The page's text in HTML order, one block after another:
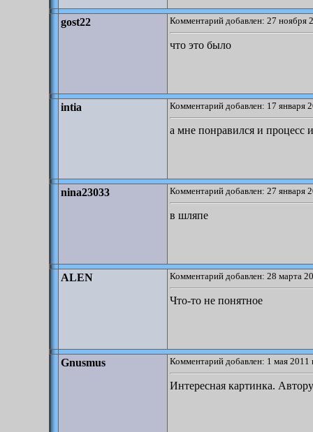
gost22 Комментарий добавлен: 27 ноября
что это было
intia Комментарий добавлен: 17 января
а мне понравился и процесс
nina23033 Комментарий добавлен: 27 января
в шляпе
ALEN Комментарий добавлен: 28 марта
Что-то не понятное
Gnusmus Комментарий добавлен: 1 мая 2011
Интересная картинка.